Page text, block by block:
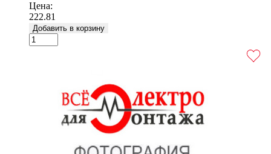
Цена:
222.81
Добавить в корзину